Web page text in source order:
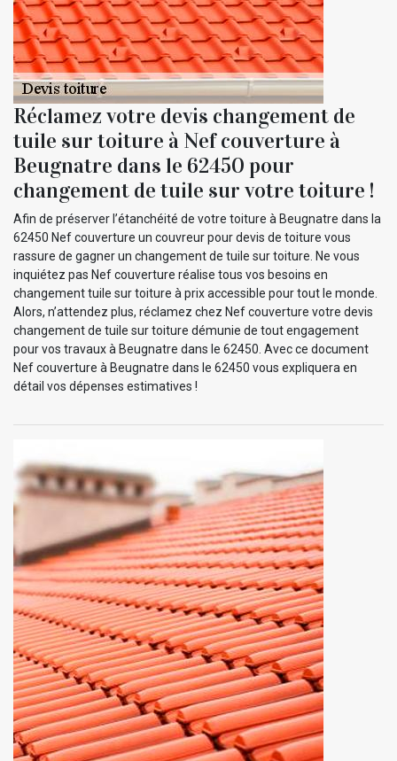
Réclamez votre devis changement de
tuile sur toiture à Nef couverture à
Beugnatre dans le 62450 pour
changement de tuile sur votre toiture !
Afin de préserver l’étanchéité de votre toiture à Beugnatre dans la
62450 Nef couverture un couvreur pour devis de toiture vous
rassure de gagner un changement de tuile sur toiture. Ne vous
inquiétez pas Nef couverture réalise tous vos besoins en
changement tuile sur toiture à prix accessible pour tout le monde.
Alors, n’attendez plus, réclamez chez Nef couverture votre devis
changement de tuile sur toiture démunie de tout engagement
pour vos travaux à Beugnatre dans le 62450. Avec ce document
Nef couverture à Beugnatre dans le 62450 vous expliquera en
détail vos dépenses estimatives !